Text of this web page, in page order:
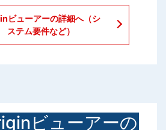
ビューアーの詳細へ（シ
ステム要件など）
ビューアーの